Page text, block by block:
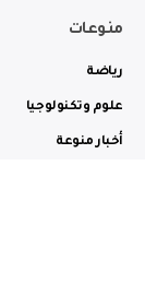
منوعات
رياضة
علوم وتكنولوجيا
أخبار منوعة